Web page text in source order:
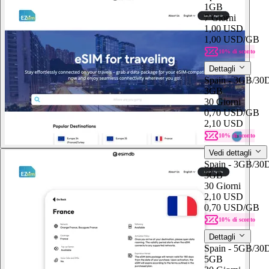
1GB
7 Giorni
1,00 USD
1,00 USD/GB
10% di sconto
Dettagli
Spain - 3GB/
3GB
30 Giorni
0,70 USD/GB
2,10 USD
10% di sconto
Vedi dettagli
Spain - 3GB/
3GB
30 Giorni
2,10 USD
0,70 USD/GB
10% di sconto
Dettagli
Spain - 5GB/
5GB